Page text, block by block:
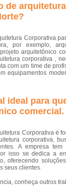
de
Corporativa
por exemplo,
arquitetônico
corporativa ,
com um time de
equipamentos
ideal para
comercial.
Corporativa é
corporativa,
A empresa
isso se dedica a
oferecendo
seus clientes.
conheça outros